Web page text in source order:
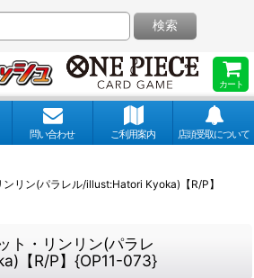
カート
検索
問い合わせ ご利用案内 店頭受取について
ンリン(パラレル/illust:Hatori Kyoka)【R/P】
ト・リンリン(パラレ
【R/P】{OP11-073}